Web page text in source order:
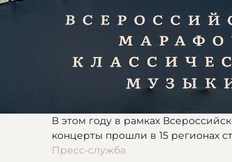
В этом году в рамках
концерты прошли в 15 регионах
Пресс-служба